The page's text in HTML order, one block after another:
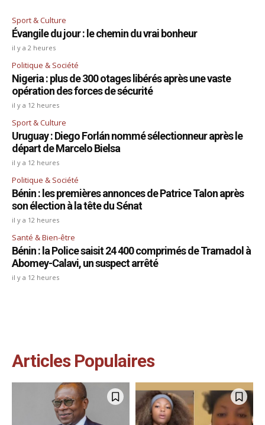
Sport & Culture
Évangile du jour : le chemin du vrai bonheur
il y a 2 heures
Politique & Société
Nigeria : plus de 300 otages libérés après une vaste
opération des forces de sécurité
il y a 12 heures
Sport & Culture
Uruguay : Diego Forlán nommé sélectionneur après le
départ de Marcelo Bielsa
il y a 12 heures
Politique & Société
Bénin : les premières annonces de Patrice Talon après
son élection à la tête du Sénat
il y a 12 heures
Santé & Bien-être
Bénin : la Police saisit 24 400 comprimés de Tramadol à
Abomey-Calavi, un suspect arrêté
il y a 12 heures
Articles Populaires